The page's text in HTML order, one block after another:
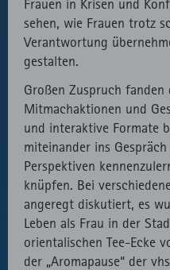
sehen, wie Frauen trotz
Verantwortung
gestalten.
Großen Zuspruch fanden
Mitmachaktionen und
und interaktive Formate
miteinander ins
Perspektiven
knüpfen. Bei
angeregt diskutiert, es
Leben als Frau in der
orientalischen Tee-Ecke
der „Aromapause“ der